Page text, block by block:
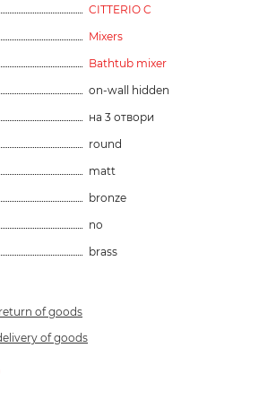
CITTERIO C
Mixers
Bathtub mixer
on-wall hidden
на 3 отвори
round
matt
bronze
no
brass
of goods
of goods